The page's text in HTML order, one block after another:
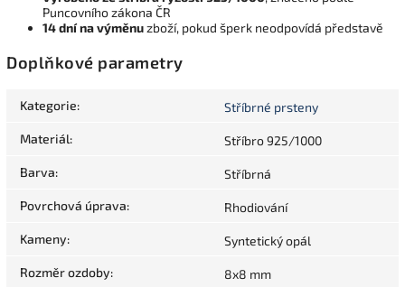
Puncovního zákona ČR
14 dní na výměnuzboží, pokud šperk neodpovídá představě
Doplňkové parametry
Kategorie: Stříbrné prsteny
Materiál: Stříbro 925/1000
Barva: Stříbrná
Povrchová úprava: Rhodiování
Kameny: Syntetický opál
Rozměr ozdoby: 8x8 mm